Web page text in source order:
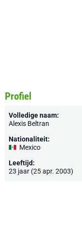
Profiel
Volledige naam:
Alexis Beltran
Nationaliteit:
Mexico
Leeftijd:
23 jaar (25 apr. 2003)